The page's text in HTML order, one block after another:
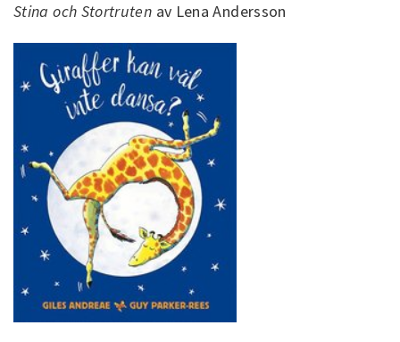
Stina och Stortruten av Lena Andersson